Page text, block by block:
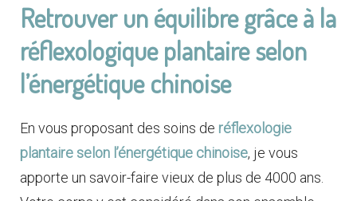
Retrouver un équilibre grâce à la
réflexologique plantaire selon
l’énergétique chinoise
En vous proposant des soins de réflexologie
plantaire selon l’énergétique chinoise, je vous
apporte un savoir-faire vieux de plus de 4000 ans.